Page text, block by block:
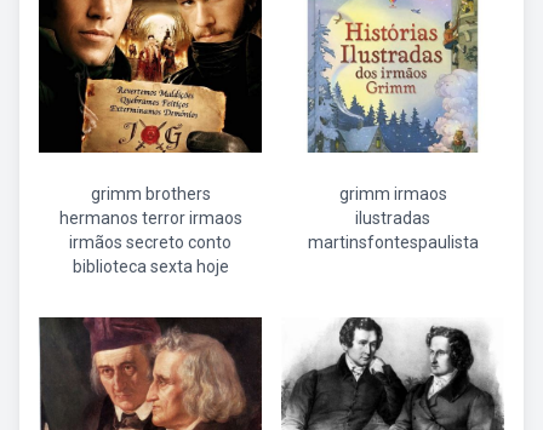
grimm brothers
hermanos terror irmaos
irmãos secreto conto
biblioteca sexta hoje
grimm irmaos
ilustradas
martinsfontespaulista